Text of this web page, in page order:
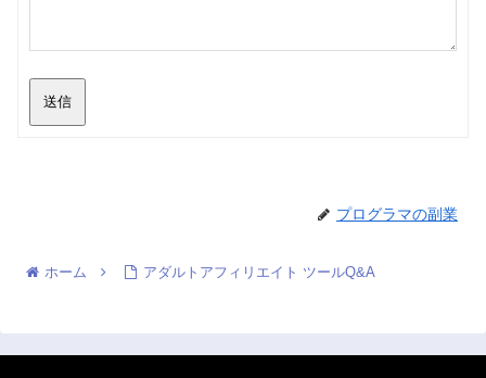
送信
プログラマの副業
ホーム アダルトアフィリエイト ツールQ&A